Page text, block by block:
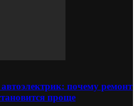
почему ремонт
проще